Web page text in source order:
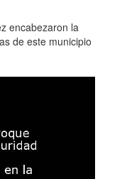
encabezaron la
de este municipio